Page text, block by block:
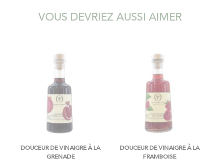
VOUS DEVRIEZ AUSSI AIMER
DOUCEUR DE VINAIGRE À LA
GRENADE
DOUCEUR DE VINAIGRE À LA
FRAMBOISE